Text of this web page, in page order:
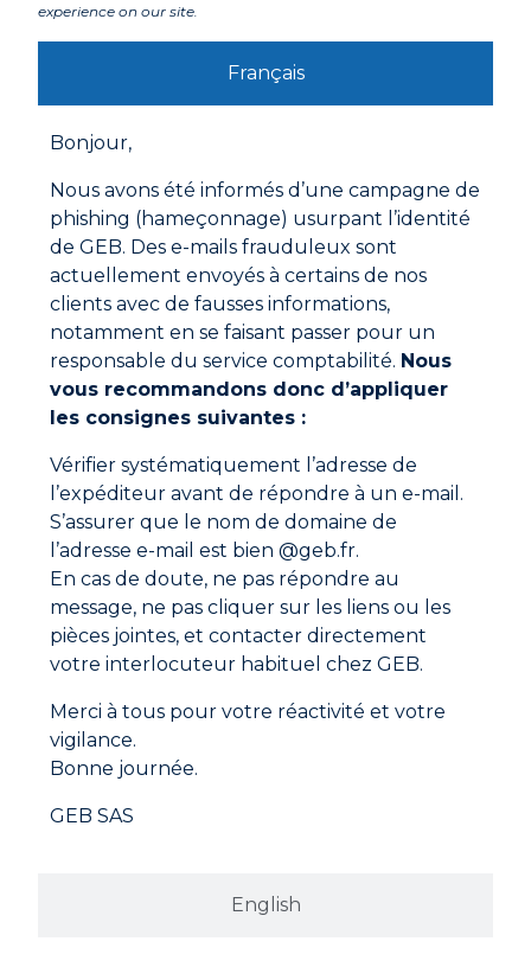
TOITUROL
Ne manquez aucune actualité
Nouveaux produits, conseils d’experts et offres
spéciales directement dans votre boîte mail.
En cliquant sur "S'inscrire", vous confirmez que vous
acceptez nos Conditions Générales d'Utilisation.
S'inscrire
experience on our site.
Français
English
Bonjour,
Nous avons été informés d’une campagne de
phishing (hameçonnage) usurpant l’identité
de GEB. Des e-mails frauduleux sont
actuellement envoyés à certains de nos
clients avec de fausses informations,
notamment en se faisant passer pour un
responsable du service comptabilité. Nous
vous recommandons donc d’appliquer
les consignes suivantes :
Vérifier systématiquement l’adresse de
l’expéditeur avant de répondre à un e-mail.
S’assurer que le nom de domaine de
l’adresse e-mail est bien @geb.fr.
En cas de doute, ne pas répondre au
message, ne pas cliquer sur les liens ou les
pièces jointes, et contacter directement
votre interlocuteur habituel chez GEB.
Merci à tous pour votre réactivité et votre
vigilance.
Bonne journée.
GEB SAS